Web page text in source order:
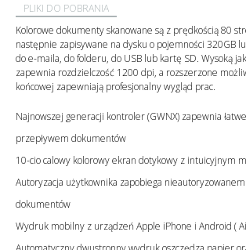
PLIKI DO POBRANIA
Kolorowe dokumenty skanowane są z prędkością 80
następnie zapisywane na dysku o pojemności 320GB
do e-maila, do folderu, do USB lub kartę SD. Wysoką
zapewnia rozdzielczość 1200 dpi, a rozszerzone
końcowej zapewniają profesjonalny wygląd prac.
Najnowszej generacji kontroler (GWNX) zapewnia
przepływem dokumentów
10-cio calowy kolorowy ekran dotykowy z intuicyjnym
Autoryzacja użytkownika zapobiega
dokumentów
Wydruk mobilny z urządzeń Apple iPhone i Android (